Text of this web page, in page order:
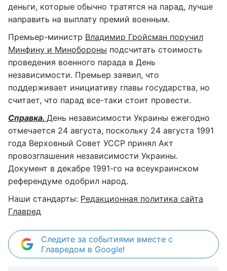
деньги, которые обычно тратятся на парад, лучше
направить на выплату премий военным.
Премьер-министр Владимир Гройсман поручил
Минфину и Минобороны подсчитать стоимость
проведения военного парада в День
независимости. Премьер заявил, что
поддерживает инициативу главы государства, но
считает, что парад все-таки стоит провести.
Справка. День независимости Украины ежегодно
отмечается 24 августа, поскольку 24 августа 1991
года Верховный Совет УССР принял Акт
провозглашения независимости Украины.
Документ в декабре 1991-го на всеукраинском
референдуме одобрил народ.
Наши стандарты: Редакционная политика сайта
Главред
Следите за событиями вместе с
Главредом в Google!